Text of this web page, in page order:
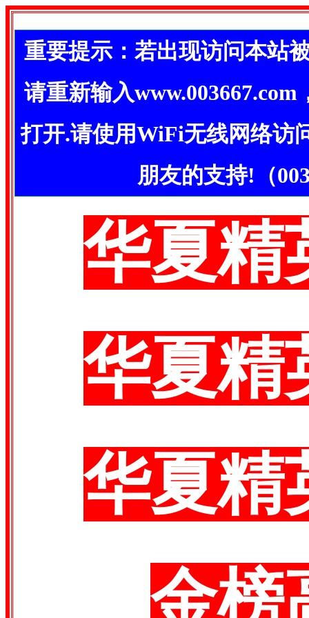
重要提示：若出现访问本站
请重新输入
打开.请使用WiFi无线网络访
朋友的支持!（
华夏
华夏
华夏
金榜